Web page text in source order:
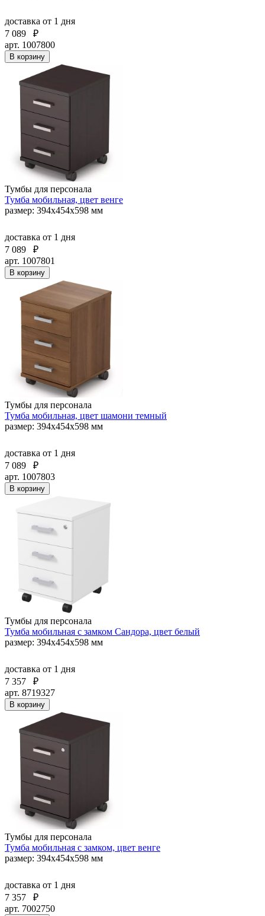
доставка от 1 дня
7 089
₽
арт. 1007800
В корзину
Тумбы для персонала
Тумба мобильная, цвет венге
размер: 394х454х598 мм
доставка от 1 дня
7 089
₽
арт. 1007801
В корзину
Тумбы для персонала
Тумба мобильная, цвет шамони темный
размер: 394х454х598 мм
доставка от 1 дня
7 089
₽
арт. 1007803
В корзину
Тумбы для персонала
Тумба мобильная с замком Сандора, цвет белый
размер: 394х454х598 мм
доставка от 1 дня
7 357
₽
арт. 8719327
В корзину
Тумбы для персонала
Тумба мобильная с замком, цвет венге
размер: 394х454х598 мм
доставка от 1 дня
7 357
₽
арт. 7002750